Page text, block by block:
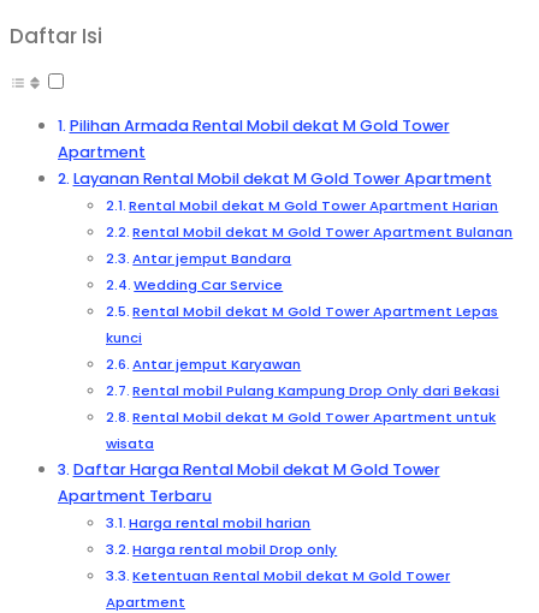
Daftar Isi
Pilihan Armada Rental Mobil dekat M Gold Tower
Apartment
Layanan Rental Mobil dekat M Gold Tower Apartment
Rental Mobil dekat M Gold Tower Apartment Harian
Rental Mobil dekat M Gold Tower Apartment Bulanan
Antar jemput Bandara
Wedding Car Service
Rental Mobil dekat M Gold Tower Apartment Lepas
kunci
Antar jemput Karyawan
Rental mobil Pulang Kampung Drop Only dari Bekasi
Rental Mobil dekat M Gold Tower Apartment untuk
wisata
Daftar Harga Rental Mobil dekat M Gold Tower
Apartment Terbaru
Harga rental mobil harian
Harga rental mobil Drop only
Ketentuan Rental Mobil dekat M Gold Tower
Apartment